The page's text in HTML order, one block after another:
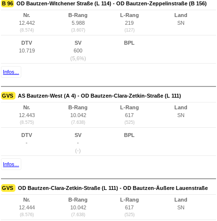
B 96 OD Bautzen-Witchener Straße (L 114) - OD Bautzen-Zeppelinstraße (B 156)
Nr.
12.442
(8.574)
B-Rang
5.988
(3.607)
L-Rang
219
(127)
Land
SN
DTV
10.719
SV
600
(5,6%)
BPL
Infos...
GVS AS Bautzen-West (A 4) - OD Bautzen-Clara-Zetkin-Straße (L 111)
Nr.
12.443
(8.575)
B-Rang
10.042
(7.638)
L-Rang
617
(525)
Land
SN
DTV
-
SV
-
(-)
BPL
Infos...
GVS OD Bautzen-Clara-Zetkin-Straße (L 111) - OD Bautzen-Äußere Lauenstraße
Nr.
12.444
(8.576)
B-Rang
10.042
(7.638)
L-Rang
617
(525)
Land
SN